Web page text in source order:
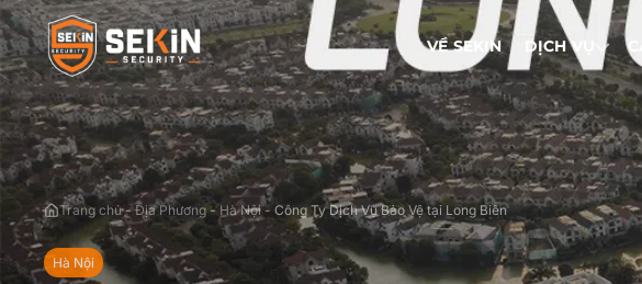
VỀ SEKIN DỊCH VỤ
Trang chủ-Địa Phương- Hà Nội- Công Ty Dịch Vụ Bảo Vệ tại Long Biên
Hà Nội